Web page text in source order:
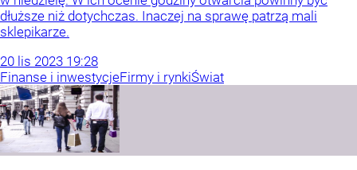
dłuższe niż dotychczas. Inaczej na sprawę patrzą mali
sklepikarze.
20 lis 2023 19:28
Finanse i inwestycjeFirmy i rynkiŚwiat